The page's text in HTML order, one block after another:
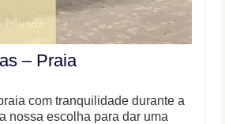
– Praia
com tranquilidade durante a
nossa escolha para dar uma